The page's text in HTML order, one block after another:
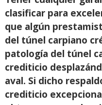
clasificar para
que algún
del túnel carpiano
patologí­a del túnel
crediticio
aval. Si dicho
crediticio